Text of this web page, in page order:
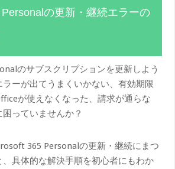
の更新・継続エラーの
のサブスクリプションを更新しよう
ラーが出てうまくいかない、有効期限
が使えなくなった、請求が通らな
っていませんか？
365 Personalの更新・継続にまつ
具体的な解決手順を初心者にもわか